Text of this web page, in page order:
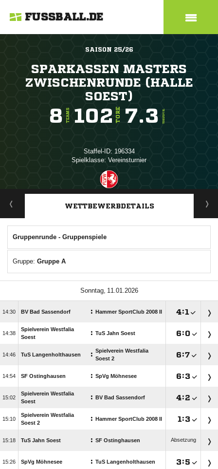
FUSSBALL.DE
SAISON 25/26
SPARKASSEN MASTERS
ZWISCHENRUNDE (HALLE
SOEST)
8 TEAMS 102 TORE 7.3 TORE/SPIEL
Staffel-ID: 196334
Spielklasse: Vereinsturnier
ANZEIGE
WETTBEWERBDETAILS
Gruppenrunde - Gruppenspiele
Gruppe: Gruppe A
 
 BV Bad Sassendorf : Hammer SportClub 2008 II :

Spielverein Westfalia
Soest
: TuS Jahn Soest :
 TuS Langenholthausen : Spielverein Westfalia
Soest 2
:
 SF Ostinghausen : SpVg Möhnesee :

Spielverein Westfalia
Soest
: BV Bad Sassendorf :

Spielverein Westfalia
Soest 2
: Hammer SportClub 2008 II  :
 TuS Jahn Soest : SF Ostinghausen Absetzung
 SpVg Möhnesee : TuS Langenholthausen :